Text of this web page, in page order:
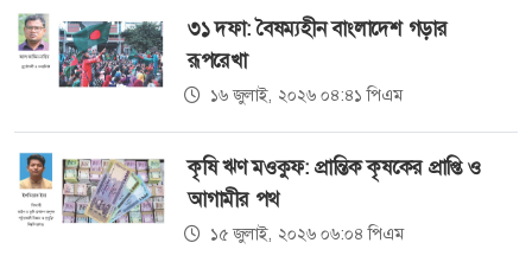
৩১ দফা: বৈষম্যহীন বাংলাদেশ গড়ার
রূপরেখা
১৬ জুলাই, ২০২৬ ০৪:৪১ পিএম
কৃষি ঋণ মওকুফ: প্রান্তিক কৃষকের প্রাপ্তি ও
আগামীর পথ
১৫ জুলাই, ২০২৬ ০৬:০৪ পিএম